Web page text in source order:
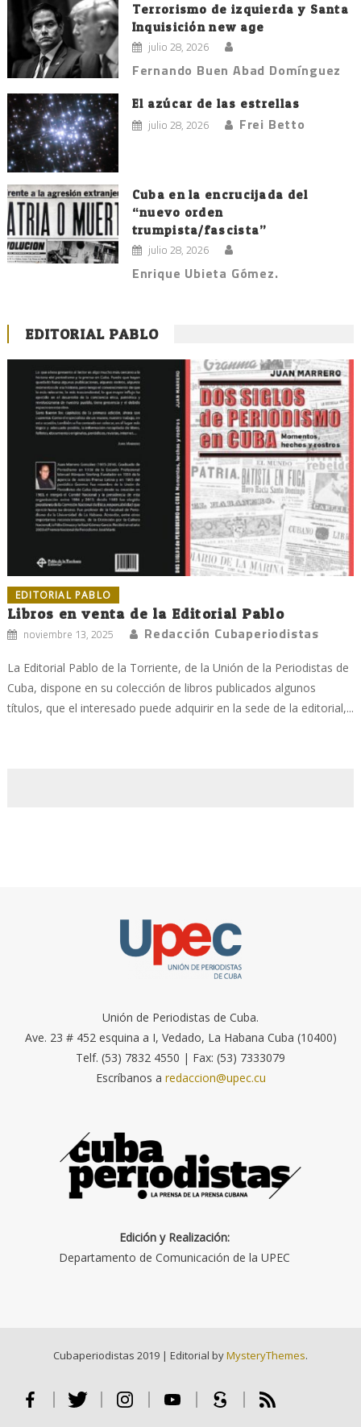
Terrorismo de izquierda y Santa
Inquisición new age
julio 28, 2026
Fernando Buen Abad Domínguez
El azúcar de las estrellas
julio 28, 2026 Frei Betto
Cuba en la encrucijada del
“nuevo orden
trumpista/fascista”
julio 28, 2026
Enrique Ubieta Gómez.
EDITORIAL PABLO
EDITORIAL PABLO
Libros en venta de la Editorial Pablo
noviembre 13, 2025 Redacción Cubaperiodistas
La Editorial Pablo de la Torriente, de la Unión de la Periodistas de
Cuba, dispone en su colección de libros publicados algunos
títulos, que el interesado puede adquirir en la sede de la editorial,...
Unión de Periodistas de Cuba.
Ave. 23 # 452 esquina a I, Vedado, La Habana Cuba (10400)
Telf. (53) 7832 4550 | Fax: (53) 7333079
Escríbanos a redaccion@upec.cu
Edición y Realización:
Departamento de Comunicación de la UPEC
Cubaperiodistas 2019 | Editorial byMysteryThemes.
Facebook Twitter Instagram Youtube Scribd RSS